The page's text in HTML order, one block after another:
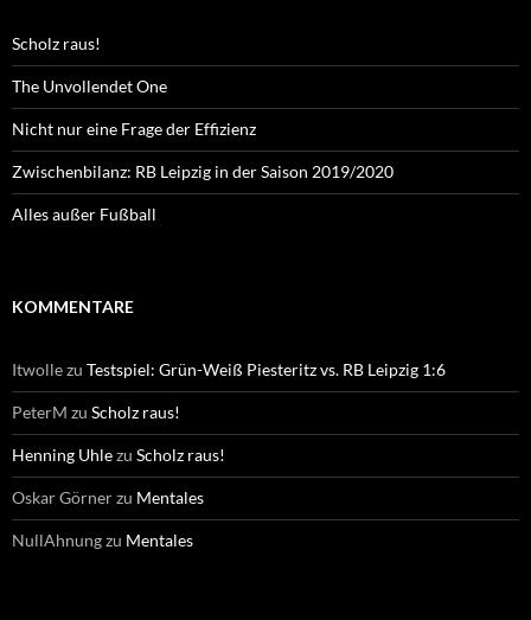
Scholz raus!
The Unvollendet One
Nicht nur eine Frage der Effizienz
Zwischenbilanz: RB Leipzig in der Saison 2019/2020
Alles außer Fußball
KOMMENTARE
Itwollezu Testspiel: Grün-Weiß Piesteritz vs. RB Leipzig 1:6
PeterM zu Scholz raus!
Henning Uhlezu Scholz raus!
Oskar Görnerzu Mentales
NullAhnungzu Mentales